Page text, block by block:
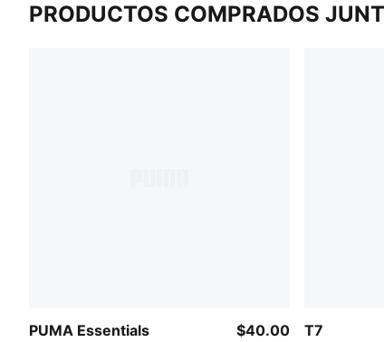
PRODUCTOS COMPRADOS
PUMA Essentials
$40.00
T7